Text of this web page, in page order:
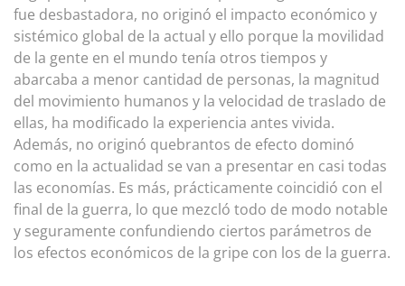
fue desbastadora, no originó el impacto económico y
sistémico global de la actual y ello porque la movilidad
de la gente en el mundo tenía otros tiempos y
abarcaba a menor cantidad de personas, la magnitud
del movimiento humanos y la velocidad de traslado de
ellas, ha modificado la experiencia antes vivida.
Además, no originó quebrantos de efecto dominó
como en la actualidad se van a presentar en casi todas
las economías. Es más, prácticamente coincidió con el
final de la guerra, lo que mezcló todo de modo notable
y seguramente confundiendo ciertos parámetros de
los efectos económicos de la gripe con los de la guerra.